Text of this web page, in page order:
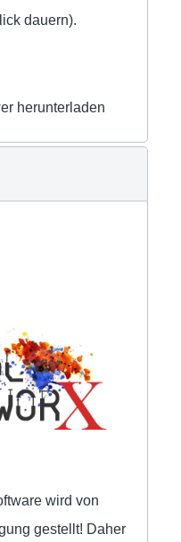
dauern).
herunterladen
wird von
gestellt! Daher